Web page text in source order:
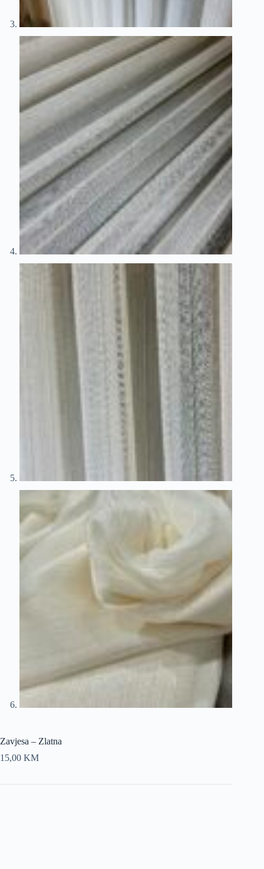
Zavjesa – Zlatna
15,00 KM